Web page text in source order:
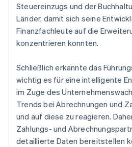
Steuereinzugs und der
Länder, damit sich seine
Finanzfachleute auf die
konzentrieren konnten.
Schließlich erkannte das
wichtig es für eine intelligente
im Zuge des
Trends bei Abrechnungen und
und auf diese zu reagieren.
Zahlungs- und
detaillierte Daten bereitstellen